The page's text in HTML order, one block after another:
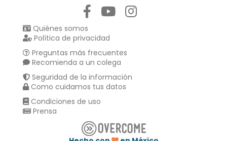
Quiénes somos
Política de privacidad
Preguntas más frecuentes
Recomienda a un colega
Seguridad de la información
Como cuidamos tus datos
Condiciones de uso
Prensa